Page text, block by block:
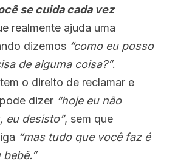
se cuida cada vez
realmente ajuda uma
dizemos “como eu posso
de alguma coisa?”.
o direito de reclamar e
dizer “hoje eu não
eu desisto”, sem que
“mas tudo que você faz é